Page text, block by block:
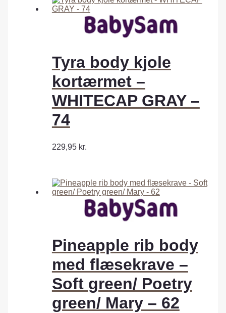
Tyra body kjole
kortærmet –
WHITECAP GRAY –
74
229,95 kr.
Pineapple rib body
med flæsekrave –
Soft green/ Poetry
green/ Mary – 62